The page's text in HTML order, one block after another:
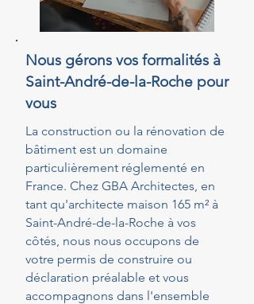
Nous gérons vos formalités à
Saint-André-de-la-Roche pour
vous
La construction ou la rénovation de
bâtiment est un domaine
particulièrement réglementé en
France. Chez GBA Architectes, en
tant qu'architecte maison 165 m² à
Saint-André-de-la-Roche à vos
côtés, nous nous occupons de
votre permis de construire ou
déclaration préalable et vous
accompagnons dans l'ensemble